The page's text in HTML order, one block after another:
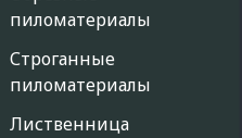
пиломатериалы
Строганные
пиломатериалы
Лиственница